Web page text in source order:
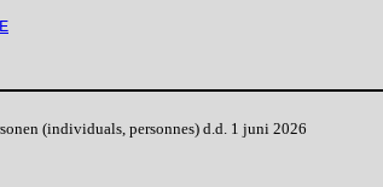
(individuals, personnes) d.d. 1 juni 2026